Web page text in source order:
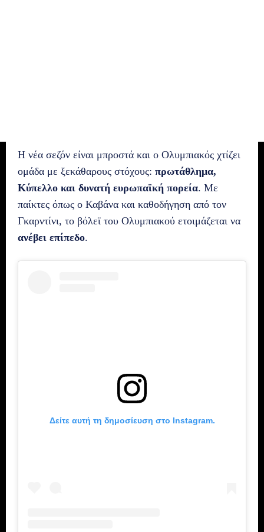
Η νέα σεζόν είναι μπροστά και ο Ολυμπιακός χτίζει
ομάδα με ξεκάθαρους στόχους: πρωτάθλημα,
Κύπελλο και δυνατή ευρωπαϊκή πορεία. Με
παίκτες όπως ο Καβάνα και καθοδήγηση από τον
Γκαρντίνι, το βόλεϊ του Ολυμπιακού ετοιμάζεται να
ανέβει επίπεδο.
Δείτε αυτή τη δημοσίευση στο Instagram.